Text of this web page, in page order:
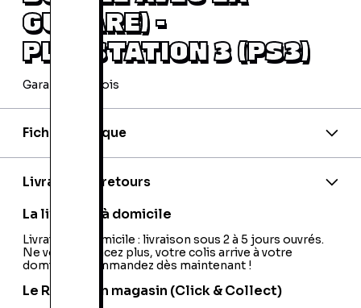
GUITARE) -
PLAYSTATION 3 (PS3)
Garantie 24 mois
Fiche technique
Nom de l'éditeur:Activision
Nationalité:France
Livraison et retours
La livraison à domicile
Livraison à domicile : livraison sous 2 à 5 jours ouvrés.
Ne vous déplacez plus, votre colis arrive à votre
domicile ! Commandez dès maintenant !
Le Retrait en magasin (Click & Collect)